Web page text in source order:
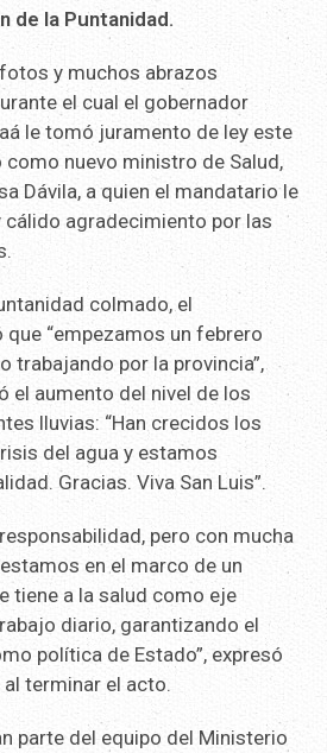
de la Puntanidad.
y muchos abrazos
el cual el gobernador
le tomó juramento de ley este
como nuevo ministro de Salud,
Dávila, a quien el mandatario le
cálido agradecimiento por las
colmado, el
“empezamos un febrero
trabajando por la provincia”,
el aumento del nivel de los
lluvias: “Han crecidos los
del agua y estamos
Gracias. Viva San Luis”.
pero con mucha
en el marco de un
tiene a la salud como eje
diario, garantizando el
política de Estado”, expresó
terminar el acto.
parte del equipo del Ministerio